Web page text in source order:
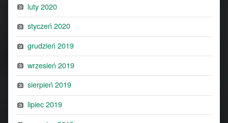
luty 2020
styczeń 2020
grudzień 2019
wrzesień 2019
sierpień 2019
lipiec 2019